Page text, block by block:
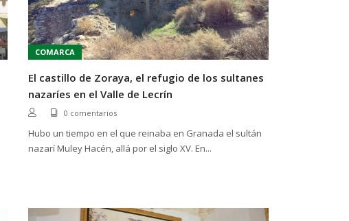
COMARCA
El castillo de Zoraya, el refugio de los sultanes
nazaríes en el Valle de Lecrín
0 comentarios
Hubo un tiempo en el que reinaba en Granada el sultán
nazarí Muley Hacén, allá por el siglo XV. En...